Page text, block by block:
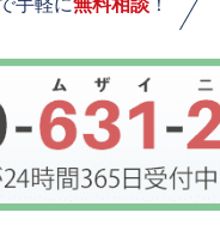
手軽に無料相談 ！